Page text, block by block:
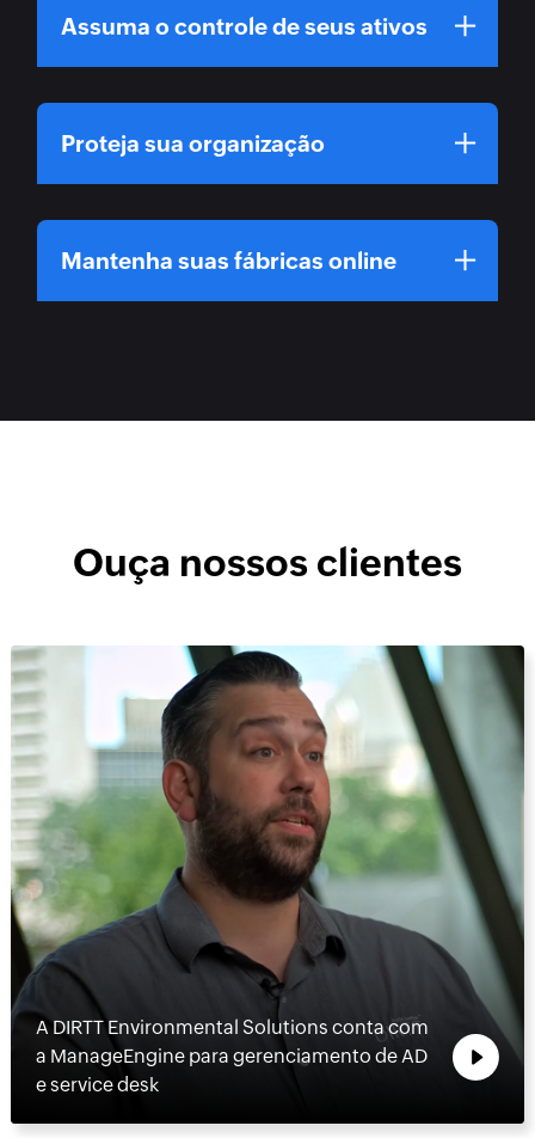
Assuma o controle de seus ativos
Proteja sua organização
Mantenha suas fábricas online
Ouça nossos clientes
A DIRTT Environmental Solutions conta com
a ManageEngine para gerenciamento de AD
e service desk